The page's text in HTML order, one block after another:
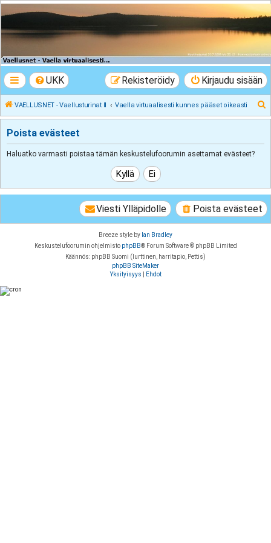
VAELLUSNET -
Vaellusturinat II
UKK Kirjaudu sisään
Rekisteröidy
VAELLUSNET - Vaellusturinat II Vaella virtuaalisesti kunnes pääset oikeasti
t
Poista evästeet
Haluatko varmasti poistaa tämän keskustelufoorumin asettamat evästeet?
Poista evästeet
Viesti Ylläpidolle
Breeze style by Ian Bradley
Keskustelufoorumin ohjelmisto phpBB® Forum Software © phpBB Limited
Käännös: phpBB Suomi (lurttinen, harritapio, Pettis)
phpBB SiteMaker
Yksityisyys
Ehdot